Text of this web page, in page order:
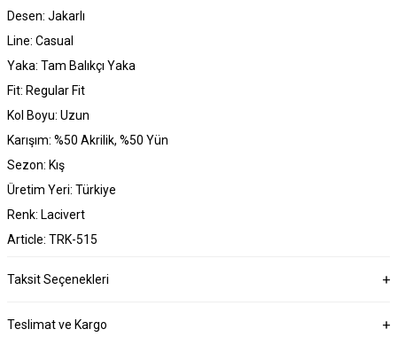
Desen: Jakarlı
Line: Casual
Yaka: Tam Balıkçı Yaka
Fit: Regular Fit
Kol Boyu: Uzun
Karışım: %50 Akrilik, %50 Yün
Sezon: Kış
Üretim Yeri: Türkiye
Renk: Lacivert
Article: TRK-515
Taksit Seçenekleri
Teslimat ve Kargo